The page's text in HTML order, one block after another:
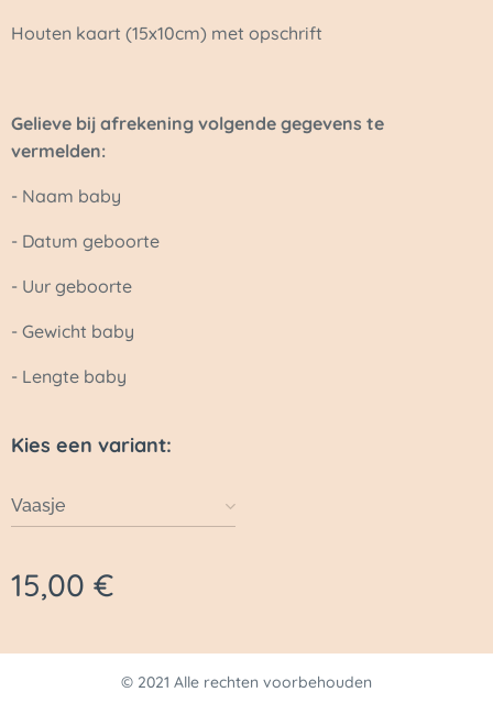
Houten kaart (15x10cm) met opschrift
Gelieve bij afrekening volgende gegevens te
vermelden:
- Naam baby
- Datum geboorte
- Uur geboorte
- Gewicht baby
- Lengte baby
Kies een variant:
Vaasje
15,00 €
© 2021 Alle rechten voorbehouden